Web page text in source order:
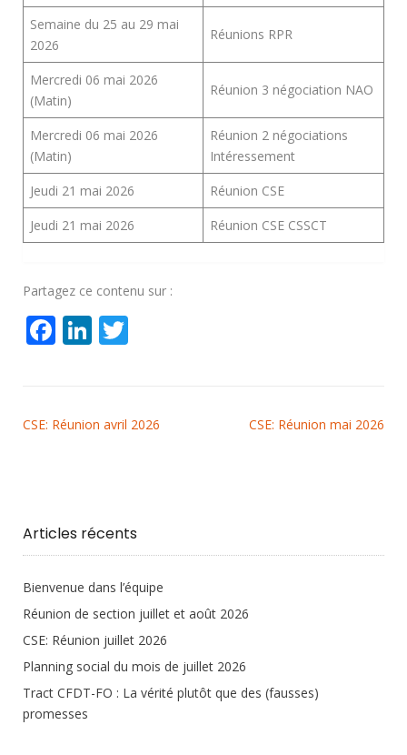
Semaine du 25 au 29 mai
2026
Réunions RPR
Mercredi 06 mai 2026
(Matin)
Réunion 3 négociation NAO
Mercredi 06 mai 2026
(Matin)
Réunion 2 négociations
Intéressement
Jeudi 21 mai 2026
Réunion CSE
Jeudi 21 mai 2026
Réunion CSE CSSCT
Partagez ce contenu sur :
Facebook
LinkedIn
CSE: Réunion avril 2026 CSE: Réunion mai 2026
Articles récents
Bienvenue dans l’équipe
Réunion de section juillet et août 2026
CSE: Réunion juillet 2026
Planning social du mois de juillet 2026
Tract CFDT-FO : La vérité plutôt que des (fausses)
promesses